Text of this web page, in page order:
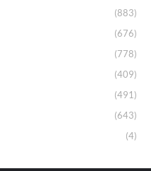
(883)
(676)
(778)
(409)
(491)
(643)
(4)